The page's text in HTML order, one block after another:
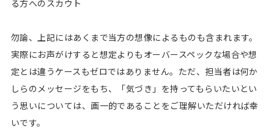
る方へのスカウト
勿論、上記にはあくまで当方の想像によるものも含まれます。
実際にお声がけすると想定よりもオーバースペックな場合や想
定とは違うケースもゼロではありません。ただ、担当者は何か
しらのメッセージをもち、「気づき」を持ってもらいたいとい
う思いについては、画一的であることをご理解いただければ幸
いです。